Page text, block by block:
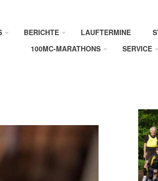
BERICHTE LAUFTERMINE
100MC-MARATHONS
SERVICE